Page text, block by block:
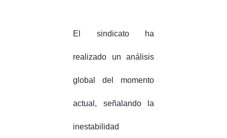
El sindicato ha
realizado un análisis
global del momento
actual, señalando la
inestabilidad